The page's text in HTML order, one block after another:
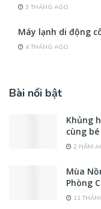
3 THÁNG AGO
Máy lạnh di động
4 THÁNG AGO
Bài nổi bật
Khủng
cùng
2 NĂM
Mùa
Phòng
11